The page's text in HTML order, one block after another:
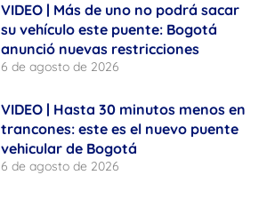
VIDEO | Más de uno no podrá sacar
su vehículo este puente: Bogotá
anunció nuevas restricciones
6 de agosto de 2026
VIDEO | Hasta 30 minutos menos en
trancones: este es el nuevo puente
vehicular de Bogotá
6 de agosto de 2026